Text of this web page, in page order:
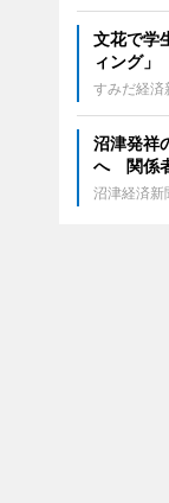
文花で学
ィング
すみだ経済
沼津発祥
へ 関係
沼津経済新